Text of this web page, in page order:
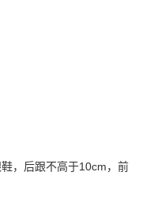
，后跟不高于10cm，前